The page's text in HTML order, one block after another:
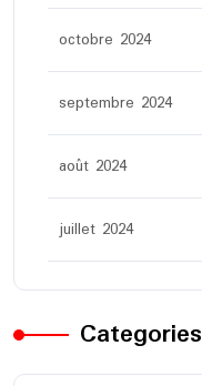
octobre 2024
septembre 2024
août 2024
juillet 2024
Categories